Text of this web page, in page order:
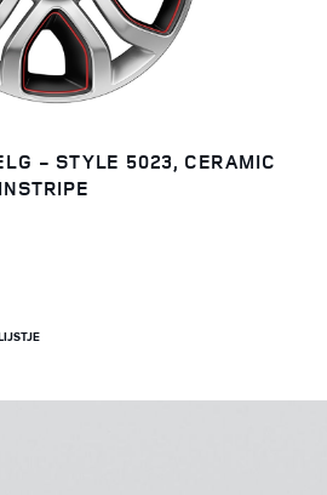
- STYLE 5023, CERAMIC